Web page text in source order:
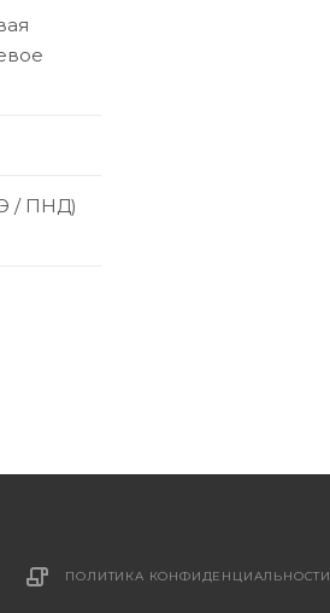
/ ПНД)
ПОЛИТИКА КОНФИДЕНЦИАЛЬНОСТИ